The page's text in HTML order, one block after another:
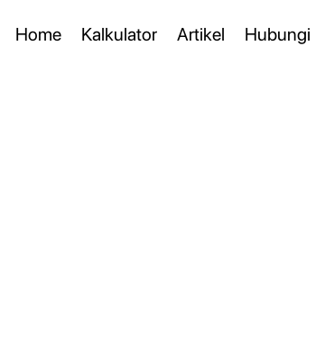
Home Kalkulator Artikel Hubungi